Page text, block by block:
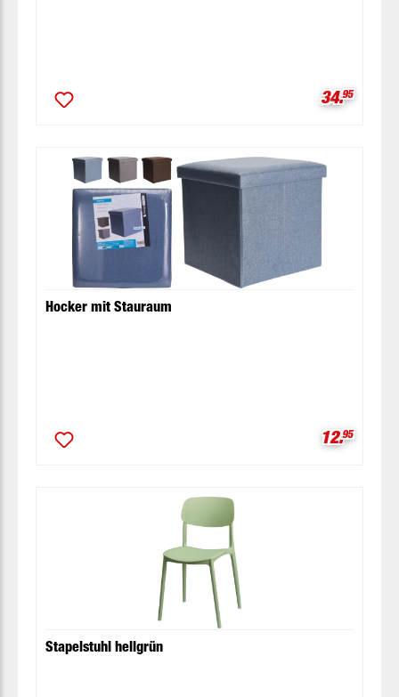
34.95
Hocker mit Stauraum
12.95
Stapelstuhl hellgrün